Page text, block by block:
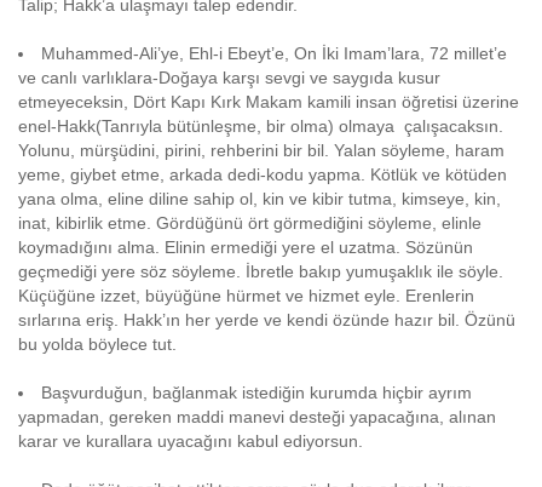
Talip; Hakk’a ulaşmayı talep edendir.
Muhammed-Ali’ye, Ehl-i Ebeyt’e, On İki Imam’lara, 72 millet’e
ve canlı varlıklara-Doğaya karşı sevgi ve saygıda kusur
etmeyeceksin, Dört Kapı Kırk Makam kamili insan öğretisi üzerine
enel-Hakk(Tanrıyla bütünleşme, bir olma) olmaya çalışacaksın.
Yolunu, mürşüdini, pirini, rehberini bir bil. Yalan söyleme, haram
yeme, giybet etme, arkada dedi-kodu yapma. Kötlük ve kötüden
yana olma, eline diline sahip ol, kin ve kibir tutma, kimseye, kin,
inat, kibirlik etme. Gördüğünü ört görmediğini söyleme, elinle
koymadığını alma. Elinin ermediği yere el uzatma. Sözünün
geçmediği yere söz söyleme. İbretle bakıp yumuşaklık ile söyle.
Küçüğüne izzet, büyüğüne hürmet ve hizmet eyle. Erenlerin
sırlarına eriş. Hakk’ın her yerde ve kendi özünde hazır bil. Özünü
bu yolda böylece tut.
Başvurduğun, bağlanmak istediğin kurumda hiçbir ayrım
yapmadan, gereken maddi manevi desteği yapacağına, alınan
karar ve kurallara uyacağını kabul ediyorsun.